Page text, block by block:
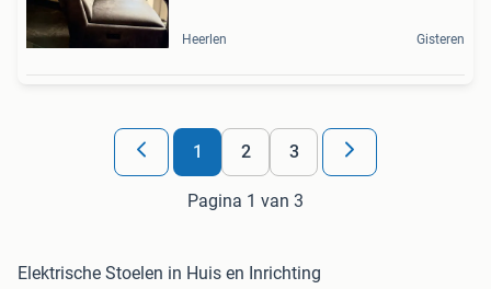
Heerlen Gisteren
1 2 3
Pagina 1 van 3
Elektrische Stoelen in Huis en Inrichting